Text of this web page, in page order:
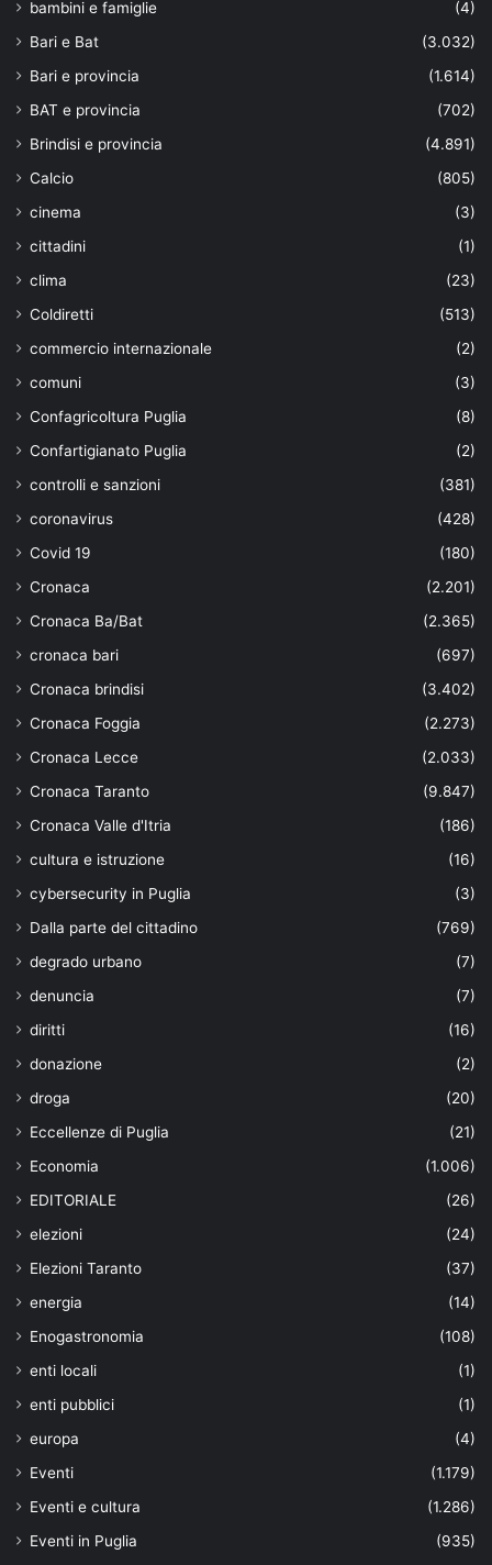
bambini e famiglie
(4)
Bari e Bat
(3.032)
Bari e provincia
(1.614)
BAT e provincia
(702)
Brindisi e provincia
(4.891)
Calcio
(805)
cinema
(3)
cittadini
(1)
clima
(23)
Coldiretti
(513)
commercio internazionale
(2)
comuni
(3)
Confagricoltura Puglia
(8)
Confartigianato Puglia
(2)
controlli e sanzioni
(381)
coronavirus
(428)
Covid 19
(180)
Cronaca
(2.201)
Cronaca Ba/Bat
(2.365)
cronaca bari
(697)
Cronaca brindisi
(3.402)
Cronaca Foggia
(2.273)
Cronaca Lecce
(2.033)
Cronaca Taranto
(9.847)
Cronaca Valle d'Itria
(186)
cultura e istruzione
(16)
cybersecurity in Puglia
(3)
Dalla parte del cittadino
(769)
degrado urbano
(7)
denuncia
(7)
diritti
(16)
donazione
(2)
droga
(20)
Eccellenze di Puglia
(21)
Economia
(1.006)
EDITORIALE
(26)
elezioni
(24)
Elezioni Taranto
(37)
energia
(14)
Enogastronomia
(108)
enti locali
(1)
enti pubblici
(1)
europa
(4)
Eventi
(1.179)
Eventi e cultura
(1.286)
Eventi in Puglia
(935)